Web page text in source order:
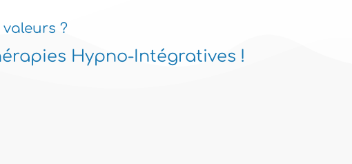
?
Hypno-Intégratives !